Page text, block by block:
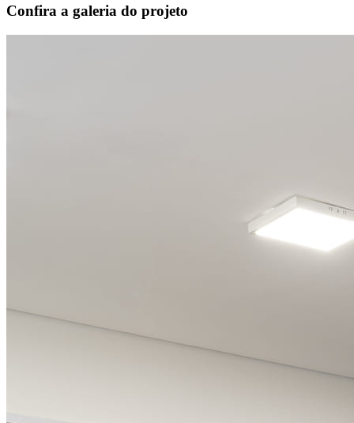
Confira a galeria do projeto